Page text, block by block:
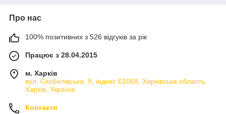
Про нас
100% позитивних з 526 відгуків за рік
Працює з 28.04.2015
м. Харків
вул. Скобелівська, 9, індекс 61068, Харківська область,
Харків, Україна
Контакти